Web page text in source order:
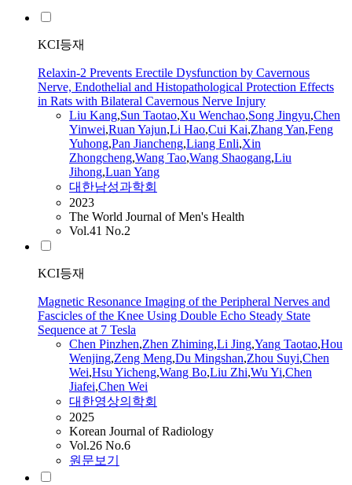
KCI등재
Relaxin-2 Prevents Erectile Dysfunction by Cavernous
Nerve, Endothelial and Histopathological Protection Effects
in Rats with Bilateral Cavernous Nerve Injury
Liu Kang,Sun Taotao,Xu Wenchao,Song Jingyu,Chen
Yinwei,Ruan Yajun,Li Hao,Cui Kai,Zhang Yan,Feng
Yuhong,Pan Jiancheng,Liang Enli,Xin
Zhongcheng,Wang Tao,Wang Shaogang,Liu
Jihong,LuanYang
대한남성과학회
2023
The World Journal of Men's Health
Vol.41 No.2
KCI등재
Magnetic Resonance Imaging of the Peripheral Nerves and
Fascicles of the Knee Using Double Echo Steady State
Sequence at 7 Tesla
Chen Pinzhen,Zhen Zhiming,Li Jing,Yang Taotao,Hou
Wenjing,Zeng Meng,Du Mingshan,Zhou Suyi,Chen
Wei,Hsu Yicheng,Wang Bo,Liu Zhi,Wu Yi,Chen
Jiafei,Chen Wei
대한영상의학회
2025
Korean Journal of Radiology
Vol.26 No.6
원문보기